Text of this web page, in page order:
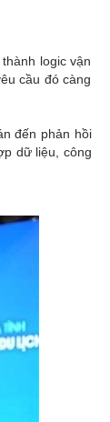
logic vận
cầu đó càng
đến phản hồi
dữ liệu, công